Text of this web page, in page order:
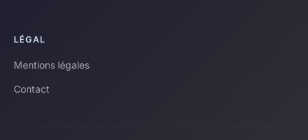
LÉGAL
Mentions légales
Contact